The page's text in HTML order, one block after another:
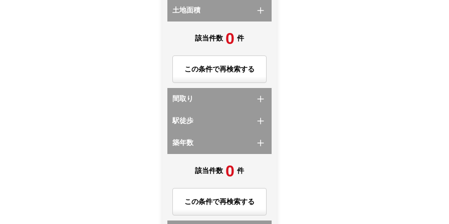
土地面積
該当件数 0 件
この条件で再検索する
間取り
駅徒歩
築年数
該当件数 0 件
この条件で再検索する